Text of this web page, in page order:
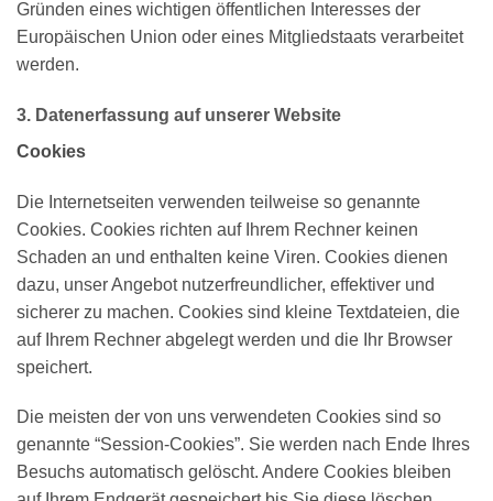
Gründen eines wichtigen öffentlichen Interesses der
Europäischen Union oder eines Mitgliedstaats verarbeitet
werden.
3. Datenerfassung auf unserer Website
Cookies
Die Internetseiten verwenden teilweise so genannte
Cookies. Cookies richten auf Ihrem Rechner keinen
Schaden an und enthalten keine Viren. Cookies dienen
dazu, unser Angebot nutzerfreundlicher, effektiver und
sicherer zu machen. Cookies sind kleine Textdateien, die
auf Ihrem Rechner abgelegt werden und die Ihr Browser
speichert.
Die meisten der von uns verwendeten Cookies sind so
genannte “Session-Cookies”. Sie werden nach Ende Ihres
Besuchs automatisch gelöscht. Andere Cookies bleiben